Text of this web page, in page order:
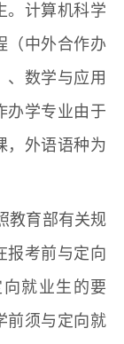
。计算机科学
（中外合作办
、数学与应用
办学专业由于
，外语语种为
教育部有关规
报考前与定向
就业生的要
前须与定向就